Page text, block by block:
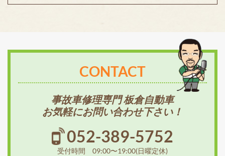
CONTACT
事故車修理専門 板倉自動車
お気軽にお問い合わせ下さい！
052-389-5752
受付時間 09:00〜19:00(日曜定休)